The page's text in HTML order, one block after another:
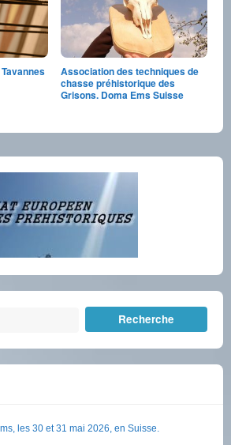
Association des techniques de
chasse préhistorique des
Grisons. Doma Ems Suisse
les 30 et 31 mai 2026, en Suisse.